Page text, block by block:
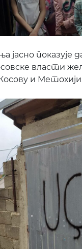
јасно
власти
и